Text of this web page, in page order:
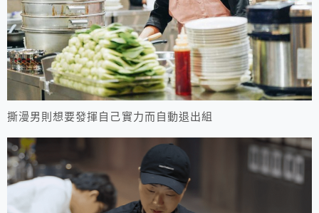
撕漫男則想要發揮自己實力而自動退出組